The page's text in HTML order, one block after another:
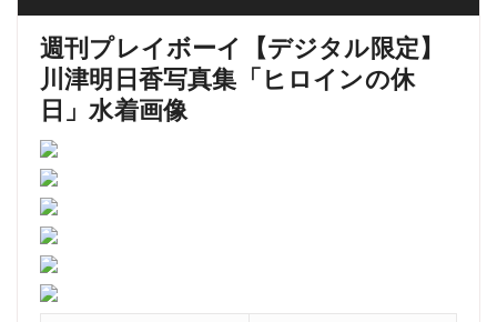
週刊プレイボーイ【デジタル限定】
川津明日香写真集「ヒロインの休
日」水着画像